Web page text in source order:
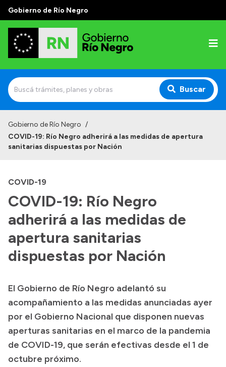
Gobierno de Río Negro
Buscar
Autoridades
Autoridades y Organismos
Discursos en la Legislatura
Casa de Gobierno
Acerca de Río Negro
Historia
Transparencia
Presupuesto
Gobierno de Río Negro /
COVID-19: Río Negro adherirá a las medidas de apertura
sanitarias dispuestas por Nación
COVID-19
COVID-19: Río Negro
adherirá a las medidas de
apertura sanitarias
dispuestas por Nación
El Gobierno de Río Negro adelantó su
acompañamiento a las medidas anunciadas ayer
por el Gobierno Nacional que disponen nuevas
aperturas sanitarias en el marco de la pandemia
de COVID-19, que serán efectivas desde el 1 de
octubre próximo.